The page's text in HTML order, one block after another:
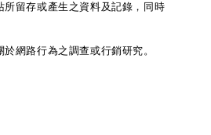
留存或產生之資料及記錄，同時
網路行為之調查或行銷研究。